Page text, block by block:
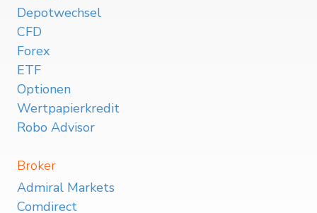
Depotwechsel
CFD
Forex
ETF
Optionen
Wertpapierkredit
Robo Advisor
Broker
Admiral Markets
Comdirect